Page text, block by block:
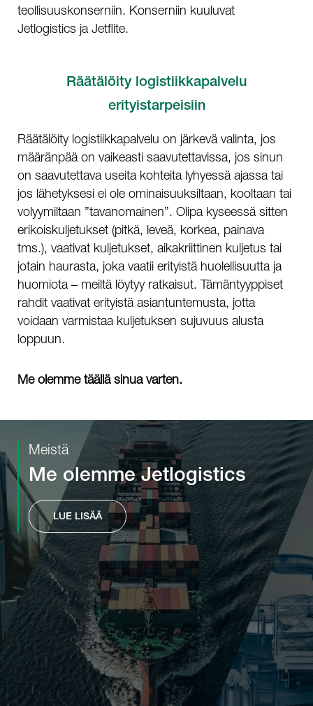
teollisuuskonserniin. Konserniin kuuluvat
Jetlogistics ja Jetflite.
Räätälöity logistiikkapalvelu
erityistarpeisiin
Räätälöity logistiikkapalvelu on järkevä valinta, jos
määränpää on vaikeasti saavutettavissa, jos sinun
on saavutettava useita kohteita lyhyessä ajassa tai
jos lähetyksesi ei ole ominaisuuksiltaan, kooltaan tai
volyymiltaan ”tavanomainen”. Olipa kyseessä sitten
erikoiskuljetukset (pitkä, leveä, korkea, painava
tms.), vaativat kuljetukset, aikakriittinen kuljetus tai
jotain haurasta, joka vaatii erityistä huolellisuutta ja
huomiota – meiltä löytyy ratkaisut. Tämäntyyppiset
rahdit vaativat erityistä asiantuntemusta, jotta
voidaan varmistaa kuljetuksen sujuvuus alusta
loppuun.
Me olemme täällä sinua varten.
Meistä
Me olemme Jetlogistics
LUE LISÄÄ